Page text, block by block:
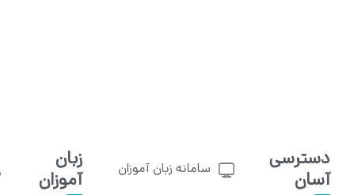
دسترسی
آسان
سامانه زبان آموزان
زبان
آموزان